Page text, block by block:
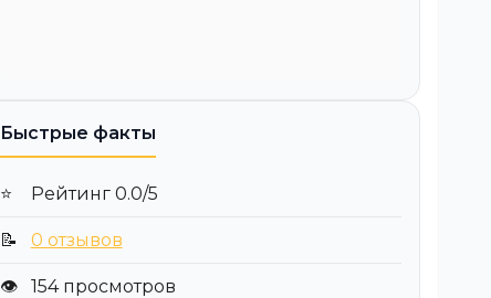
Быстрые факты
⭐ Рейтинг 0.0/5
📝 0 отзывов
👁️ 154 просмотров